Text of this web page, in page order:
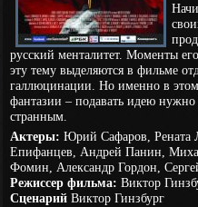
русский менталитет. Моменты
эту тему выделяются в фильме
галлюцинации. Но именно в этом
фантазии – подавать идею нужно
странным.
Актеры: Юрий Сафаров, Рената
Епифанцев, Андрей Панин,
Фомин, Александр Гордон,
Режиссер фильма: Виктор
Сценарий Виктор Гинзбург